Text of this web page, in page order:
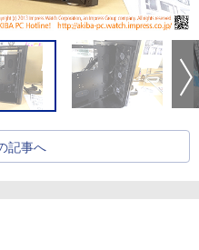
記事へ